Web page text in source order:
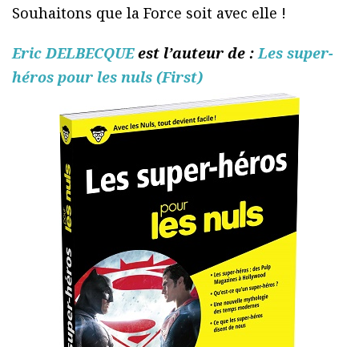
Souhaitons que la Force soit avec elle !
Eric DELBECQUEest l’auteur de :Les super-
héros pour les nuls (First)